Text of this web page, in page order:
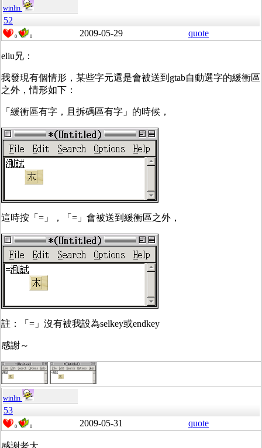
winlin
52
0 0 2009-05-29 quote
eliu兄：
我發現有個情形，某些字元還是會被送到gtab自動選字的緩衝區
之外，情形如下：
「緩衝區有字，且拆碼區有字」的時候，
這時按「=」，「=」會被送到緩衝區之外，
註：「=」沒有被我設為selkey或endkey
感謝～
winlin
53
0 0 2009-05-31 quote